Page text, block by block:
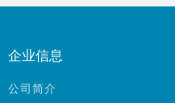
企业信息
公司简介